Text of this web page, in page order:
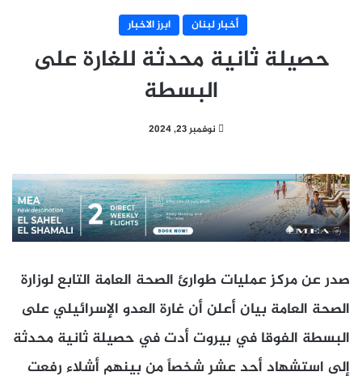
أخبار لبنان
ابرز الاخبار
حصيلة ثانية محدثة للغارة على
البسطة
نوفمبر 23, 2024
صدر عن مركز عمليات طوارئ الصحة العامة التابع لوزارة
الصحة العامة بيان أعلن أن غارة العدو الإسرائيلي على
البسطة الفوقا في بيروت أدت في حصيلة ثانية محدثة
إلى استشهاد أحد عشر شخصاً من بينهم أشلاء رفعت